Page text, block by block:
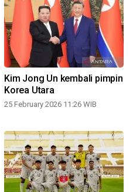
Kim Jong Un kembali pimpin
Korea Utara
25 February 2026 11:26 WIB